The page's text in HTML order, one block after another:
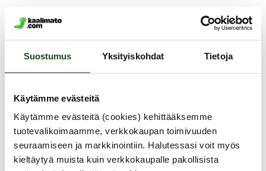
Suostumus Yksityiskohdat Tietoja
Käytämme evästeitä
Käytämme evästeitä (cookies) kehittääksemme
tuotevalikoimaamme, verkkokaupan toimivuuden
seuraamiseen ja markkinointiin. Halutessasi voit myös
kieltäytyä muista kuin verkkokaupalle pakollisista
Muut asiakkaat ostivat